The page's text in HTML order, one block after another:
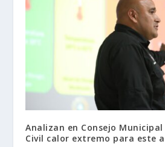
Analizan en Consejo
Civil calor extremo para este